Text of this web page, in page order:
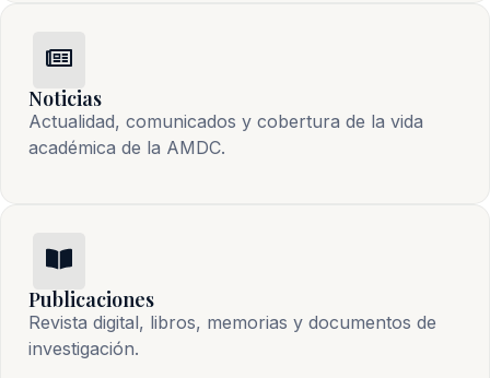
Noticias
Actualidad, comunicados y cobertura de la vida
académica de la AMDC.
Publicaciones
Revista digital, libros, memorias y documentos de
investigación.